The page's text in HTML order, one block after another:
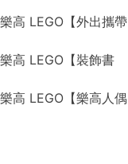
高 LEGO【外出攜帶
高 LEGO【裝飾書
高 LEGO【樂高人偶